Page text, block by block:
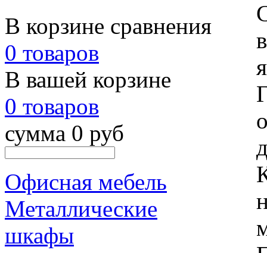
В корзине сравнения
0 товаров
В вашей корзине
0 товаров
сумма 0 руб
Офисная мебель
Металлические
шкафы